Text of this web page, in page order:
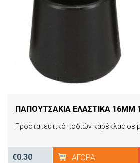
ΠΑΠΟΥΤΣΑΚΙΑ ΕΛΑΣΤΙΚΑ 16MM
€0.30 ΑΓΟΡΆ